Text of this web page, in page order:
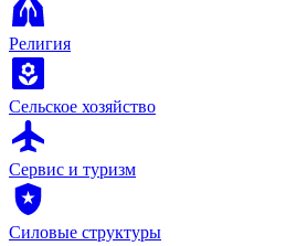
Религия
Сельское хозяйство
Сервис и туризм
Силовые структуры